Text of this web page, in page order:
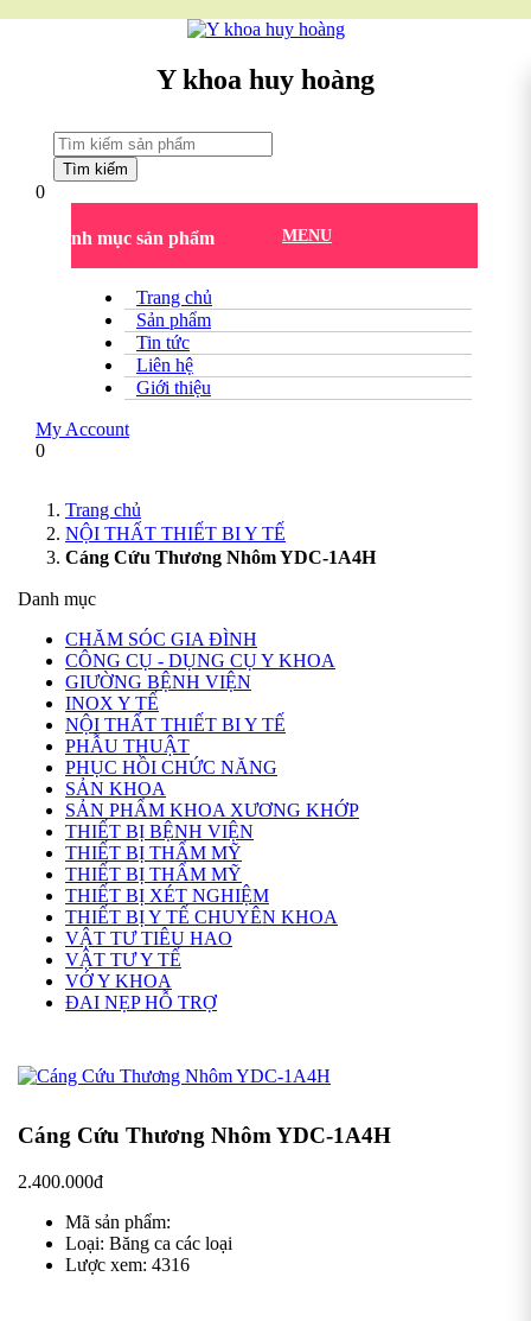
Y khoa huy hoàng
Tìm kiếm
0
Danh mục sản phẩm MENU
Trang chủ
Sản phẩm
Tin tức
Liên hệ
Giới thiệu
My Account
0
Trang chủ
NỘI THẤT THIẾT BI Y TẾ
Cáng Cứu Thương Nhôm YDC-1A4H
Danh mục
CHĂM SÓC GIA ĐÌNH
CÔNG CỤ - DỤNG CỤ Y KHOA
GIƯỜNG BỆNH VIỆN
INOX Y TẾ
NỘI THẤT THIẾT BI Y TẾ
PHẪU THUẬT
PHỤC HỒI CHỨC NĂNG
SẢN KHOA
SẢN PHẨM KHOA XƯƠNG KHỚP
THIẾT BỊ BỆNH VIỆN
THIẾT BỊ THẨM MỸ
THIẾT BỊ THẨM MỸ
THIẾT BỊ XÉT NGHIỆM
THIẾT BỊ Y TẾ CHUYÊN KHOA
VẬT TƯ TIÊU HAO
VẬT TƯ Y TẾ
VỚ Y KHOA
ĐAI NẸP HỖ TRỢ
Cáng Cứu Thương Nhôm YDC-1A4H
2.400.000đ
Mã sản phẩm:
Loại: Băng ca các loại
Lược xem: 4316